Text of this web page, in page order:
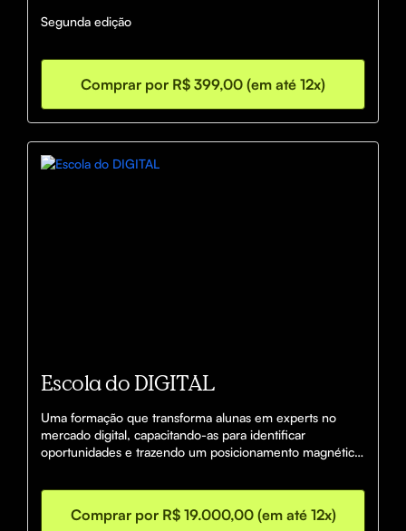
Segunda edição
Comprar por R$ 399,00 (em até 12x)
Escola do DIGITAL
Uma formação que transforma alunas em experts no
mercado digital, capacitando-as para identificar
oportunidades e trazendo um posicionamento magnético
negócios.
Comprar por R$ 19.000,00 (em até 12x)